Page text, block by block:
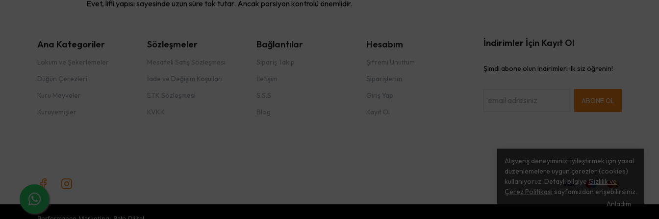
Alışveriş deneyiminizi iyileştirmek için yasal
düzenlemelere uygun çerezler (cookies)
kullanıyoruz. Detaylı bilgiye Gizlilik ve
Çerez Politikası sayfamızdan erişebilirsiniz.
Anladım
Evet, lifli yapısı sayesinde uzun süre tok tutar. Ancak porsiyon kontrolü önemlidir.
Ana Kategoriler
Lokum ve Şekerlemeler
Düğün Çerezleri
Kuru Meyveler
Kuruyemişler
Sözleşmeler
Mesafeli Satış Sözleşmesi
İade ve Değişim Koşulları
ETK Sözleşmesi
KVKK
Bağlantılar
Sipariş Takip
İletişim
S.S.S
Blog
Hesabım
Şifremi Unuttum
Siparişlerim
Giriş Yap
Kayıt Ol
İndirimler İçin Kayıt Ol
Şimdi abone olun indirimleri ilk siz öğrenin!
ABONE OL